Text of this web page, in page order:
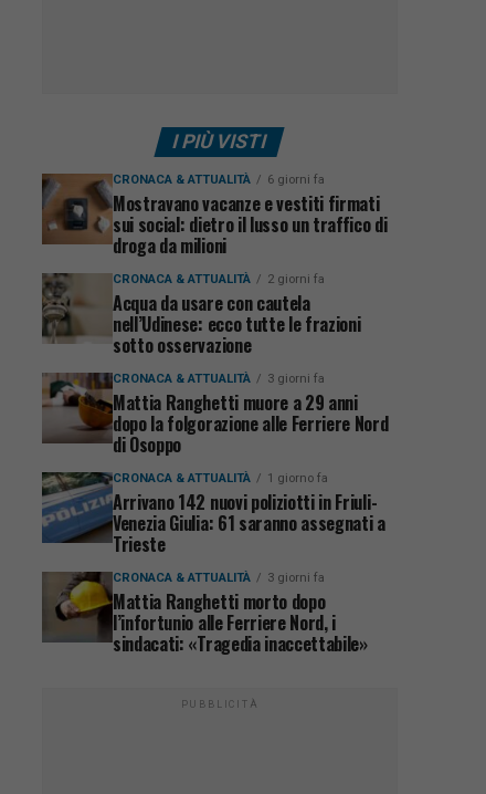
I PIÙ VISTI
CRONACA & ATTUALITÀ 6 giorni fa
Mostravano vacanze e vestiti firmati
sui social: dietro il lusso un traffico di
droga da milioni
CRONACA & ATTUALITÀ 2 giorni fa
Acqua da usare con cautela
nell’Udinese: ecco tutte le frazioni
sotto osservazione
CRONACA & ATTUALITÀ 3 giorni fa
Mattia Ranghetti muore a 29 anni
dopo la folgorazione alle Ferriere Nord
di Osoppo
CRONACA & ATTUALITÀ 1 giorno fa
Arrivano 142 nuovi poliziotti in Friuli-
Venezia Giulia: 61 saranno assegnati a
Trieste
CRONACA & ATTUALITÀ 3 giorni fa
Mattia Ranghetti morto dopo
l’infortunio alle Ferriere Nord, i
sindacati: «Tragedia inaccettabile»
PUBBLICITÀ